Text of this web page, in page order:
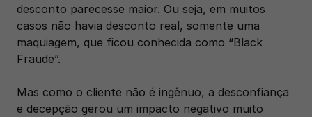
desconto parecesse maior. Ou seja, em muitos
casos não havia desconto real, somente uma
maquiagem, que ficou conhecida como “Black
Fraude”.
Mas como o cliente não é ingênuo, a desconfiança
e decepção gerou um impacto negativo muito